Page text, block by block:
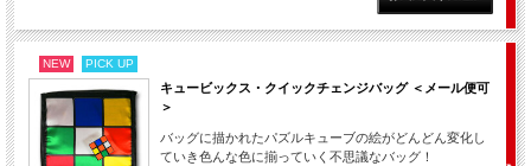
NEW PICK UP
キュービックス・クイックチェンジバッグ ＜メール便可
＞
バッグに描かれたパズルキューブの絵がどんどん変化し
ていき色んな色に揃っていく不思議なバッグ！